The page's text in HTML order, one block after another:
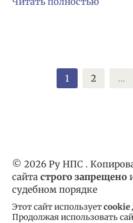
1 2 …
© 2026 Ру НПС .
сайта строго запрещено
судебном порядке
Этот сайт используетcookie
Продолжая использовать